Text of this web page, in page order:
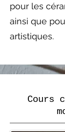
pour les
ainsi que
artistiques.
Cours